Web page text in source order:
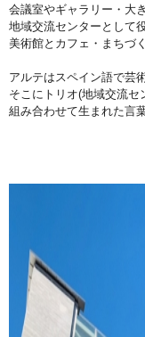
会議室やギャラリー・大
地域交流センターとして
美術館とカフェ・まちづ
アルテはスペイン語で芸
そこにトリオ(地域交流セ
組み合わせて生まれた言